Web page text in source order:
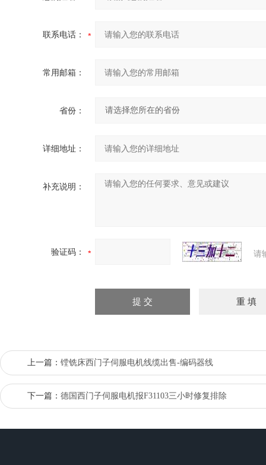
联系电话：
常用邮箱：
省份：
详细地址：
补充说明：
验证码： 请
上一篇： 镗铣床西门子伺服电机线缆出售-编码器线
下一篇： 德国西门子伺服电机报F31103三小时修复排除